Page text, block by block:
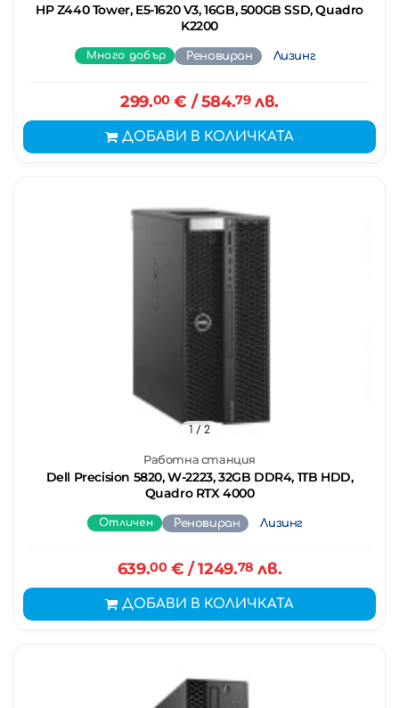
HP Z440 Tower, E5-1620 V3, 16GB, 500GB SSD, Quadro
K2200
Много добър Реновиран Лизинг
299.00€ / 584.79лв.
ДОБАВИ В КОЛИЧКАТА
Работна станция
Dell Precision 5820, W-2223, 32GB DDR4, 1TB HDD,
Quadro RTX 4000
1 / 2
Отличен Реновиран Лизинг
639.00€ / 1249.78 лв.
ДОБАВИ В КОЛИЧКАТА